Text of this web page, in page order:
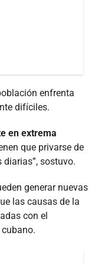
enfrenta
difíciles.
en extrema
que privarse de
sostuvo.
generar nuevas
las causas de la
con el